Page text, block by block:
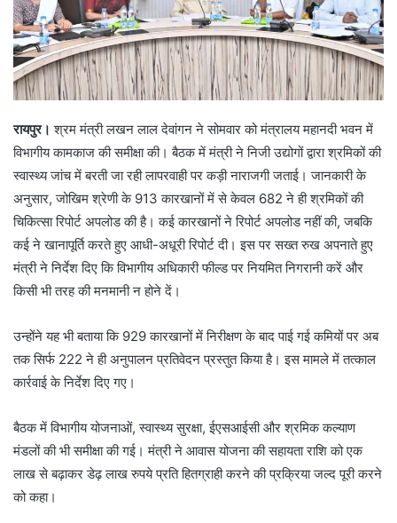
रायपुर। श्रम मंत्री लखन लाल देवांगन ने सोमवार को मंत्रालय महानदी भवन में
विभागीय कामकाज की समीक्षा की। बैठक में मंत्री ने निजी उद्योगों द्वारा श्रमिकों की
स्वास्थ्य जांच में बरती जा रही लापरवाही पर कड़ी नाराजगी जताई। जानकारी के
अनुसार, जोखिम श्रेणी के 913 कारखानों में से केवल 682 ने ही श्रमिकों की
चिकित्सा रिपोर्ट अपलोड की है। कई कारखानों ने रिपोर्ट अपलोड नहीं की, जबकि
कई ने खानापूर्ति करते हुए आधी-अधूरी रिपोर्ट दी। इस पर सख्त रुख अपनाते हुए
मंत्री ने निर्देश दिए कि विभागीय अधिकारी फील्ड पर नियमित निगरानी करें और
किसी भी तरह की मनमानी न होने दें।
उन्होंने यह भी बताया कि 929 कारखानों में निरीक्षण के बाद पाई गई कमियों पर अब
तक सिर्फ 222 ने ही अनुपालन प्रतिवेदन प्रस्तुत किया है। इस मामले में तत्काल
कार्रवाई के निर्देश दिए गए।
बैठक में विभागीय योजनाओं, स्वास्थ्य सुरक्षा, ईएसआईसी और श्रमिक कल्याण
मंडलों की भी समीक्षा की गई। मंत्री ने आवास योजना की सहायता राशि को एक
लाख से बढ़ाकर डेढ़ लाख रुपये प्रति हितग्राही करने की प्रक्रिया जल्द पूरी करने
को कहा।